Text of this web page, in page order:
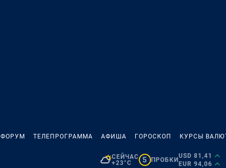
ФОРУМ ТЕЛЕПРОГРАММА АФИША ГОРОСКОП КУРСЫ
СЕЙЧАС
+23°C
5 ПРОБКИ
USD 81,41
EUR 94,06